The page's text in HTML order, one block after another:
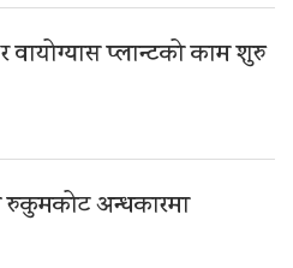
वायोग्यास प्लान्टको काम शुरु
अन्धकारमा